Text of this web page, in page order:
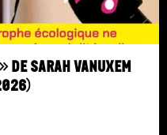
Sarah Vanuxem